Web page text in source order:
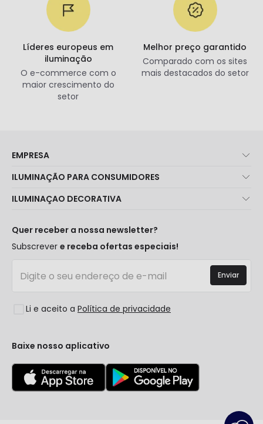
Líderes europeus em
iluminação
O e-commerce com o
maior crescimento do
setor
Melhor preço garantido
Comparado com os sites
mais destacados do setor
EMPRESA
Atendimento ao Cliente
Métodos de Envio
É Profissional?
Perguntas Frequentes (FAQ)
ILUMINAÇÃO PARA CONSUMIDORES
Marcas
Iluminação para empresas
ILUMINAÇAO DECORATIVA
Tendências
Marcas de Decoração Premium
Espaços
Coleções
Quer receber a nossa newsletter?
Subscrever e receba ofertas especiais!
Li e aceito a Política de privacidade
Enviar
Baixe nosso aplicativo